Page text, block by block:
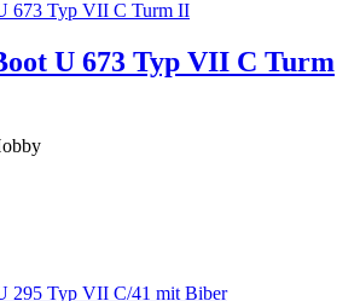
U 673 Typ VII C Turm